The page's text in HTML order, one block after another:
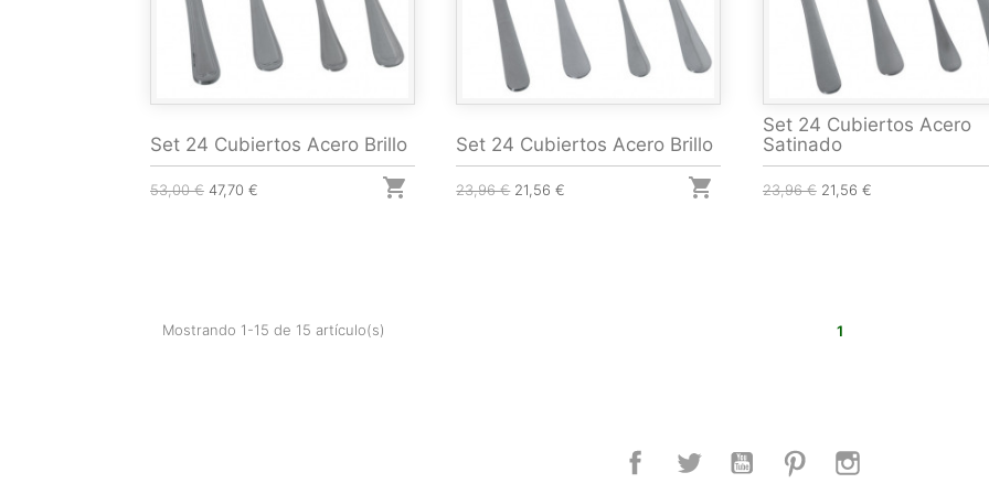
Set 24 Cubiertos Acero Brillo
53,00 € 47,70 € 
Set 24 Cubiertos Acero Brillo
23,96 € 21,56 € 
Set 24 Cubiertos Acero
Satinado
23,96 € 21,56 €
Mostrando 1-15 de 15 artículo(s) 1
FacebookTwitter YouTube Pinterest